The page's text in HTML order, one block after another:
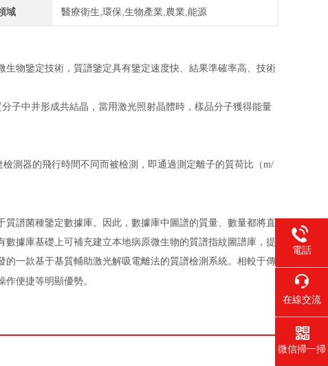
域 醫療衛生,環保,生物產業,農業,能源
物鑒定技術，質譜鑒定具有鑒定速度快、結果準確率高、技術
子中并形成共結晶，當用激光照射晶體時，樣品分子獲得能量
測器的飛行時間不同而被檢測，即通過測定離子的質荷比（m/
譜菌種鑒定數據庫。因此，數據庫中圖譜的質量、數量都將直
據庫基礎上可補充建立本地病原微生物的質譜指紋圖譜庫，提
一款基于基質輔助激光解吸電離法的質譜檢測系統。相較于傳
便捷等明顯優勢。
電話
李
在線交流
微信掃一掃